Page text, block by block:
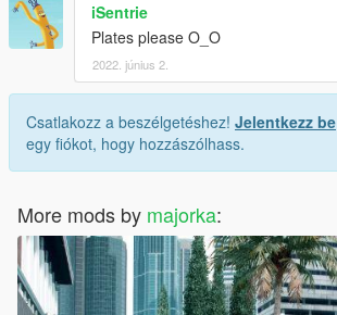
iSentrie
Plates please O_O
2022. június 2.
Csatlakozz a beszélgetéshez! Jelentkezz be
egy fiókot, hogy hozzászólhass.
More mods by majorka: